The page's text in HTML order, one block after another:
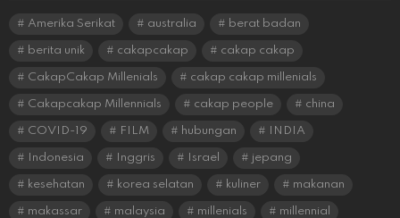
Amerika Serikat australia berat badan
berita unik cakapcakap cakap cakap
CakapCakap Millenials cakap cakap millenials
Cakapcakap Millennials cakap people china
COVID-19 FILM hubungan INDIA
Indonesia Inggris Israel jepang
kesehatan korea selatan kuliner makanan
makassar malaysia millenials millennial